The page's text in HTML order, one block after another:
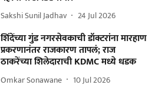
Sakshi Sunil Jadhav 24 Jul 2026
शिंदेंच्या गुंड नगरसेवकाची डॉक्टरांना मारहाण
प्रकरणानंतर राजकारण तापलं; राज
ठाकरेंच्या शिलेदाराची KDMC मध्ये धडक
Omkar Sonawane 10 Jul 2026